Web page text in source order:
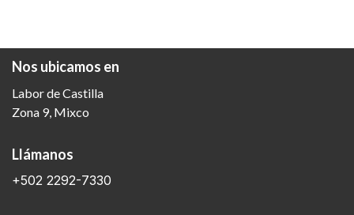
Nos ubicamos en
Labor de Castilla
Zona 9, Mixco​
Llámanos
+502 2292-7330